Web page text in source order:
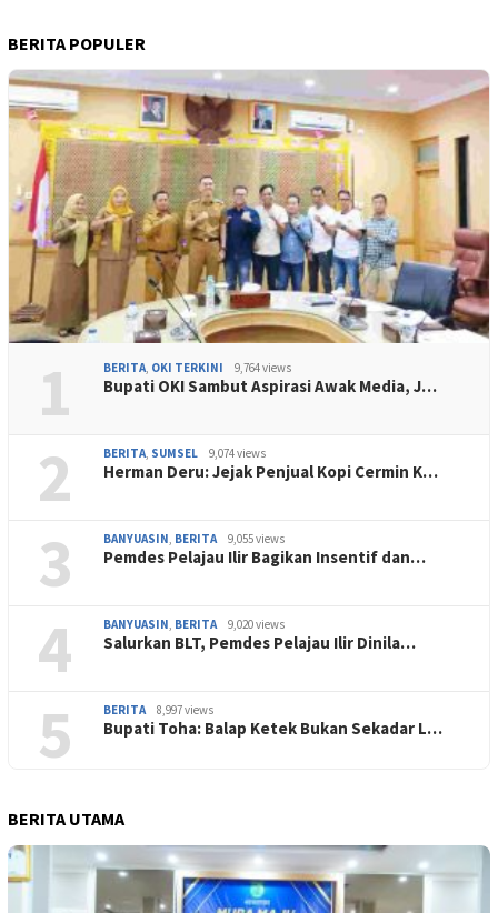
BERITA POPULER
1 BERITA, OKI TERKINI 9,764 views
Bupati OKI Sambut Aspirasi Awak Media, J…
2 BERITA, SUMSEL 9,074 views
Herman Deru: Jejak Penjual Kopi Cermin K…
3 BANYUASIN, BERITA 9,055 views
Pemdes Pelajau Ilir Bagikan Insentif dan…
4 BANYUASIN, BERITA 9,020 views
Salurkan BLT, Pemdes Pelajau Ilir Dinila…
5 BERITA 8,997 views
Bupati Toha: Balap Ketek Bukan Sekadar L…
BERITA UTAMA